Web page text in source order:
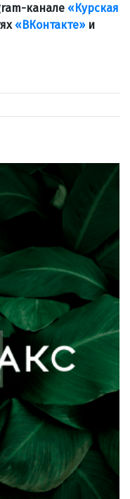
канале «Курская
«ВКонтакте»и